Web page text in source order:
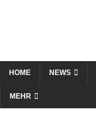
HOME NEWS
MEHR